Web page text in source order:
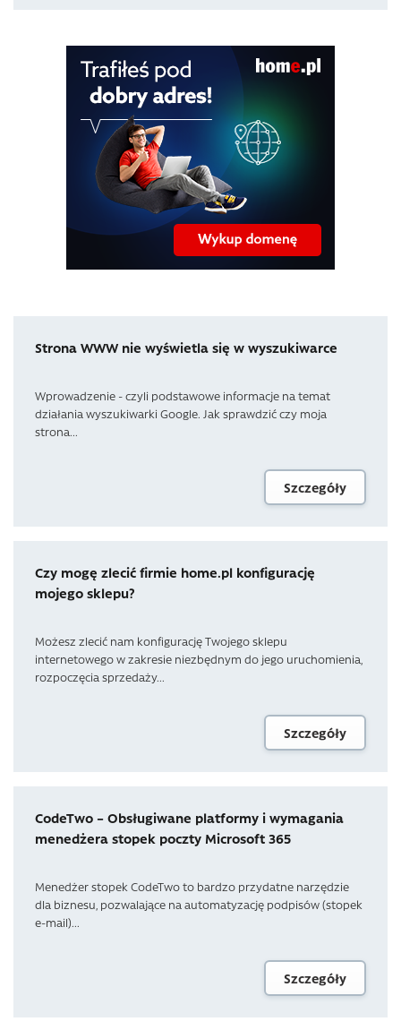
Strona WWW nie wyświetla się w wyszukiwarce
Wprowadzenie - czyli podstawowe informacje na temat
działania wyszukiwarki Google. Jak sprawdzić czy moja
strona...
Szczegóły
Czy mogę zlecić firmie home.pl konfigurację
mojego sklepu?
Możesz zlecić nam konfigurację Twojego sklepu
internetowego w zakresie niezbędnym do jego uruchomienia,
rozpoczęcia sprzedaży...
Szczegóły
CodeTwo – Obsługiwane platformy i wymagania
menedżera stopek poczty Microsoft 365
Menedżer stopek CodeTwo to bardzo przydatne narzędzie
dla biznesu, pozwalające na automatyzację podpisów (stopek
e-mail)...
Szczegóły